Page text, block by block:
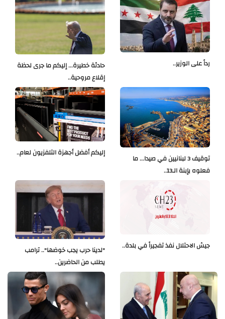
حادثة خطيرة... إليكم ما جرى لحظة
إقلاع مروحية..
رداً على الوزير..
إليكم أفضل أجهزة التلفزيون لعام..
توقيف 3 لبنانيين في صيدا... ما
فعلوه بإبنة الـ13..
"لدينا حرب يجب خوضها".. ترامب
يطلب من الحاضرين..
جيش الاحتلال نفذ تفجيراً في بلدة..